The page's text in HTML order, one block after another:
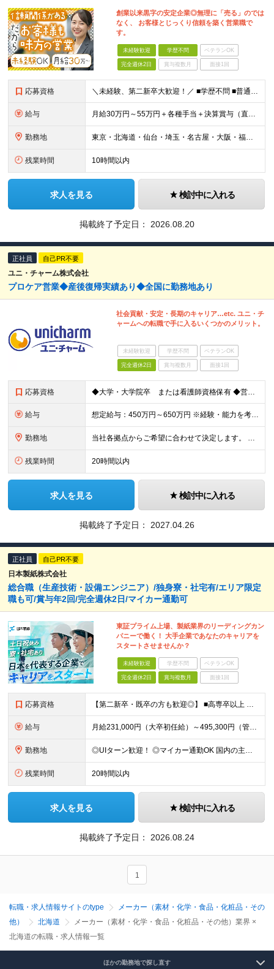
創業以来黒字の安定企業◎無理に「売る」のでは
なく、 お客様とじっくり信頼を築く営業職で
す。
未経験歓迎 学歴不問 ベテランOK
完全週休2日 賞与複数月 面接1回
応募資格 ＼未経験、第二新卒大歓迎！／ ■学歴不問 ■普通自動車運転免許をお持ちの方（AT限定可） ＼こんな方にオススメです！／ ■未経験から無理のない営業職を始めてみたい方 ■将来も安心の経験・スキルを磨き
給与 月給30万円～55万円＋各種手当＋決算賞与（直近数年は連続して支給されています！） ★営業経験をお持ちの方は月給35万円スタートも可能です！ ※経験・能力を考慮の上、優遇いたします。 ※残業手当は
勤務地 東京・北海道・仙台・埼玉・名古屋・大阪・福岡のいずれかの拠点での勤務となります。 ※勤務地は希望を最大限考慮します。転勤はありません。 ■本社／東京都港区高輪2-16-11 ■札幌支店／北海道札幌市
残業時間 10時間以内
求人を見る 検討中に入れる
掲載終了予定日： 2026.08.20
正社員 自己PR不要
ユニ・チャーム株式会社
プロケア営業◆産後復帰実績あり◆全国に勤務地あり
社会貢献・安定・長期のキャリア…etc. ユニ・チ
ャームへの転職で手に入るいくつかのメリット。
未経験歓迎 学歴不問 ベテランOK
完全週休2日 賞与複数月 面接1回
応募資格 ◆大学・大学院卒 または看護師資格保有 ◆営業経験または販売経験をお持ちの方（目安2年以上）※看護師資格をお持ちの方は除く ◆普通自動車免許をお持ちの方（AT可） ◆基本的なPC操作ができる方（Wor
給与 想定給与：450万円～650万円 ※経験・能力を考慮の上、規定により優遇いたします ※試用期間6ヵ月（その間の給与・待遇に変動はありません）
勤務地 当社各拠点からご希望に合わせて決定します。 ※希望エリア（都道府県）での配属となり、配属後の転居を伴う転勤はございません。 ※リモートワーク可 ＜本社所在地＞ 東京都港区三田3-5-27住友不動産
残業時間 20時間以内
求人を見る 検討中に入れる
掲載終了予定日： 2027.04.26
正社員 自己PR不要
日本製紙株式会社
総合職（生産技術・設備エンジニア）/独身寮・社宅有/エリア限定
職も可/賞与年2回/完全週休2日/マイカー通勤可
東証プライム上場、製紙業界のリーディングカン
パニーで働く！ 大手企業であなたのキャリアを
スタートさせませんか？
未経験歓迎 学歴不問 ベテランOK
完全週休2日 賞与複数月 面接1回
応募資格 【第二新卒・既卒の方も歓迎◎】 ■高専卒以上 （大学卒業・大学院修了の方、 または工業高等専門学校（5年制）卒業の方を想定しています。）
給与 月給231,000円（大卒初任給）～495,300円（管理職） ※残業代は100％支給します ※3ヶ月の試用期間あり。その間の待遇に変更はありません
勤務地 ◎UIターン歓迎！ ◎マイカー通勤OK 国内の主要工場・研究所でのご勤務となります。（北海道、秋田、宮城、福島、茨城、埼玉、栃木、静岡、兵庫、広島、島根、山口、熊本） 初任地については、応募時に希望
残業時間 20時間以内
求人を見る 検討中に入れる
掲載終了予定日： 2026.08.24
1
転職・求人情報サイトのtype
メーカー（素材・化学・食品・化粧品・その
他）
北海道
メーカー（素材・化学・食品・化粧品・その他）業界 ×
北海道の転職・求人情報一覧
ほかの勤務地で探し直す